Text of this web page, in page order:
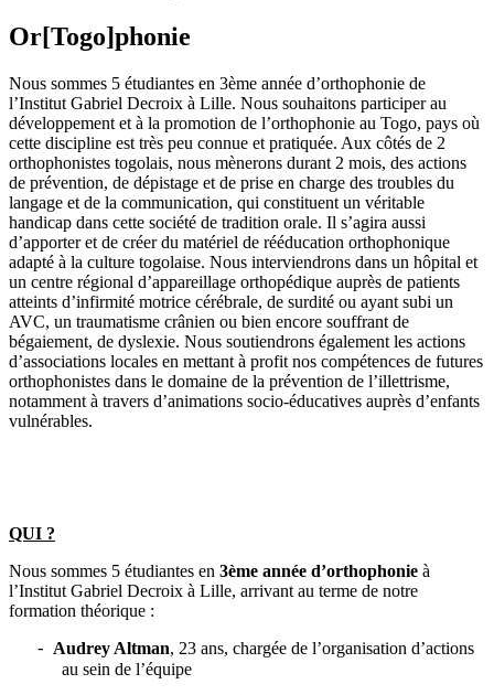
Or[Togo]phonie
Nous sommes 5 étudiantes en 3ème année d’orthophonie de
l’Institut Gabriel Decroix à Lille. Nous souhaitons participer au
développement et à la promotion de l’orthophonie au Togo, pays où
cette discipline est très peu connue et pratiquée. Aux côtés de 2
orthophonistes togolais, nous mènerons durant 2 mois, des actions
de prévention, de dépistage et de prise en charge des troubles du
langage et de la communication, qui constituent un véritable
handicap dans cette société de tradition orale. Il s’agira aussi
d’apporter et de créer du matériel de rééducation orthophonique
adapté à la culture togolaise. Nous interviendrons dans un hôpital et
un centre régional d’appareillage orthopédique auprès de patients
atteints d’infirmité motrice cérébrale, de surdité ou ayant subi un
AVC, un traumatisme crânien ou bien encore souffrant de
bégaiement, de dyslexie. Nous soutiendrons également les actions
d’associations locales en mettant à profit nos compétences de futures
orthophonistes dans le domaine de la prévention de l’illettrisme,
notamment à travers d’animations socio-éducatives auprès d’enfants
vulnérables.
QUI ?
Nous sommes 5 étudiantes en 3ème année d’orthophonie à
l’Institut Gabriel Decroix à Lille, arrivant au terme de notre
formation théorique :
- Audrey Altman, 23 ans, chargée de l’organisation d’actions
au sein de l’équipe